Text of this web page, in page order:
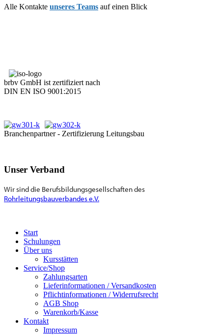
Alle Kontakte unseres Teams auf einen Blick
brbv GmbH ist zertifiziert nach
DIN EN ISO 9001:2015
Branchenpartner - Zertifizierung Leitungsbau
Unser Verband
Wir sind die Berufsbildungsgesellschaften des
Rohrleitungsbauverbandes e.V.
Start
Schulungen
Über uns
Kursstätten
Service/Shop
Zahlungsarten
Lieferinformationen / Versandkosten
Pflichtinformationen / Widerrufsrecht
AGB Shop
Warenkorb/Kasse
Kontakt
Impressum